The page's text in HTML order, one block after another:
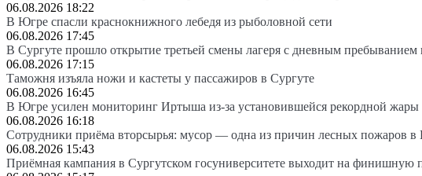
06.08.2026 18:22
В Югре спасли краснокнижного лебедя из рыболовной сети
06.08.2026 17:45
В Сургуте прошло открытие третьей смены лагеря с дневным
06.08.2026 17:15
Таможня изъяла ножи и кастеты у пассажиров в Сургуте
06.08.2026 16:45
В Югре усилен мониторинг Иртыша из-за установившейся рекордной жары
06.08.2026 16:18
Сотрудники приёма вторсырья: мусор — одна из причин лесных пожаров
06.08.2026 15:43
Приёмная кампания в Сургутском госуниверситете выходит на финишную